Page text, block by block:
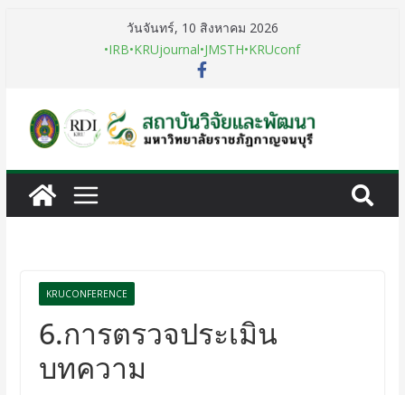
วันจันทร์, 10 สิงหาคม 2026
•IRB•KRUjournal•JMSTH•KRUconf
KRUCONFERENCE
6.การตรวจประเมิน
บทความ